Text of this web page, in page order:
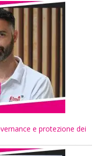
e protezione dei